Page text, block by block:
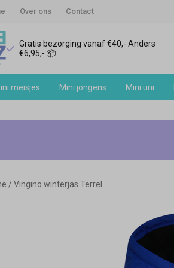
Over ons Contact
Gratis bezorging vanaf €40,- Anders
€6,95,- 📦
meisjes Mini jongens Mini uni
Vingino winterjas Terrel